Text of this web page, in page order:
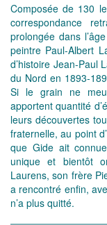
Composée de 130
correspondance
prolongée dans
peintre Paul-Albert
d’histoire Jean-Paul
du Nord en 1893-
Si le grain ne
apportent quantité
leurs découvertes
fraternelle, au point
que Gide ait
unique et bientôt
Laurens, son frère
a rencontré enfin,
n’a plus quitté.